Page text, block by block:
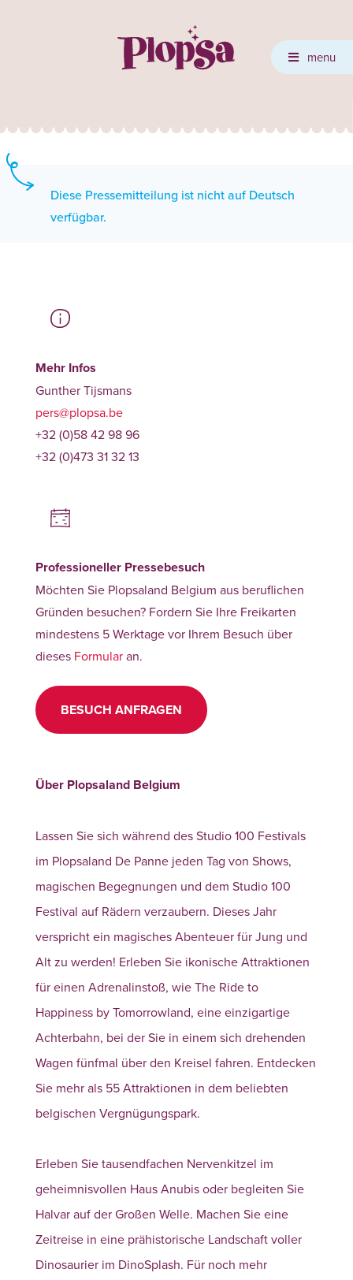
menu
Diese Pressemitteilung ist nicht auf Deutsch
verfügbar.
Mehr Infos
Gunther Tijsmans
pers@plopsa.be
+32 (0)58 42 98 96
+32 (0)473 31 32 13
Professioneller Pressebesuch
Möchten Sie Plopsaland Belgium aus beruflichen
Gründen besuchen? Fordern Sie Ihre Freikarten
mindestens 5 Werktage vor Ihrem Besuch über
dieses Formularan.
BESUCH ANFRAGEN
Über Plopsaland Belgium
Lassen Sie sich während des Studio 100 Festivals
im Plopsaland De Panne jeden Tag von Shows,
magischen Begegnungen und dem Studio 100
Festival auf Rädern verzaubern. Dieses Jahr
verspricht ein magisches Abenteuer für Jung und
Alt zu werden! Erleben Sie ikonische Attraktionen
für einen Adrenalinstoß, wie The Ride to
Happiness by Tomorrowland, eine einzigartige
Achterbahn, bei der Sie in einem sich drehenden
Wagen fünfmal über den Kreisel fahren. Entdecken
Sie mehr als 55 Attraktionen in dem beliebten
belgischen Vergnügungspark.
Erleben Sie tausendfachen Nervenkitzel im
geheimnisvollen Haus Anubis oder begleiten Sie
Halvar auf der Großen Welle. Machen Sie eine
Zeitreise in eine prähistorische Landschaft voller
Dinosaurier im DinoSplash. Für noch mehr